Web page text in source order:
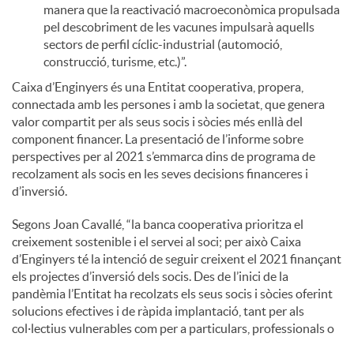
manera que la reactivació macroeconòmica propulsada
pel descobriment de les vacunes impulsarà aquells
sectors de perfil cíclic-industrial (automoció,
construcció, turisme, etc.)”.
Caixa d’Enginyers és una Entitat cooperativa, propera,
connectada amb les persones i amb la societat, que genera
valor compartit per als seus socis i sòcies més enllà del
component financer. La presentació de l’informe sobre
perspectives per al 2021 s’emmarca dins de programa de
recolzament als socis en les seves decisions financeres i
d’inversió.
Segons Joan Cavallé, “la banca cooperativa prioritza el
creixement sostenible i el servei al soci; per això Caixa
d’Enginyers té la intenció de seguir creixent el 2021 finançant
els projectes d’inversió dels socis. Des de l’inici de la
pandèmia l’Entitat ha recolzats els seus socis i sòcies oferint
solucions efectives i de ràpida implantació, tant per als
col·lectius vulnerables com per a particulars, professionals o